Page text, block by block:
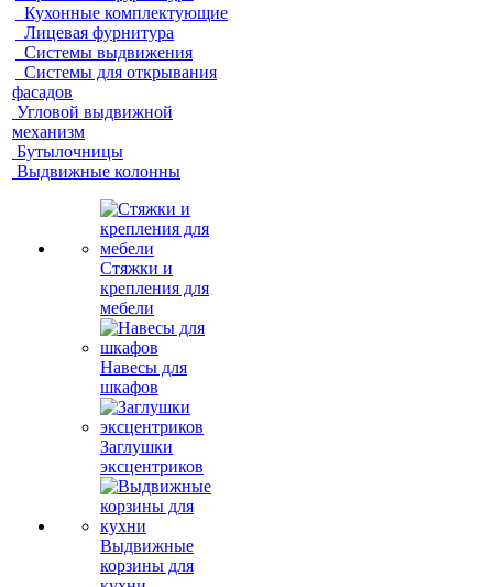
Кухонные комплектующие
Лицевая фурнитура
Системы выдвижения
Системы для открывания
фасадов
Угловой выдвижной
механизм
Бутылочницы
Выдвижные колонны
Стяжки и
крепления для
мебели
Навесы для
шкафов
Заглушки
эксцентриков
Выдвижные
корзины для